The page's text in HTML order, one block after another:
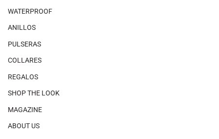
WATERPROOF
ANILLOS
PULSERAS
COLLARES
REGALOS
SHOP THE LOOK
MAGAZINE
ABOUT US